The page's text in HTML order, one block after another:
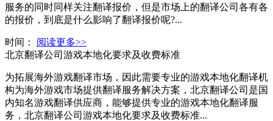
服务的同时同样关注翻译报价，但是市场上的翻译公司各有各
的报价，到底是什么影响了翻译报价呢?...
时间：
阅读更多>>
北京翻译公司游戏本地化要求及收费标准
为拓展海外游戏翻译市场，因此需要专业的游戏本地化翻译机
构为海外游戏市场提供翻译服务解决方案，北京翻译公司是国
内知名游戏翻译供应商，能够提供专业的游戏本地化翻译服
务，北京翻译公司游戏本地化要求及收费标准...